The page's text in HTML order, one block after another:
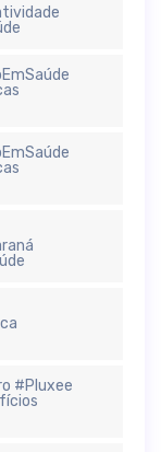
#Pluxee